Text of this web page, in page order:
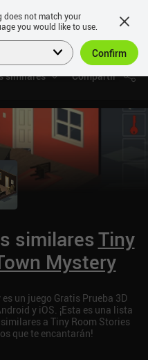
similares Compartir
similaresTiny
Mystery
un juego Gratis Prueba 3D
y iOS. ¡Esta es una lista
a Tiny Room Stories
que te encantarán!
does not match your
you would like to use.
Confirm